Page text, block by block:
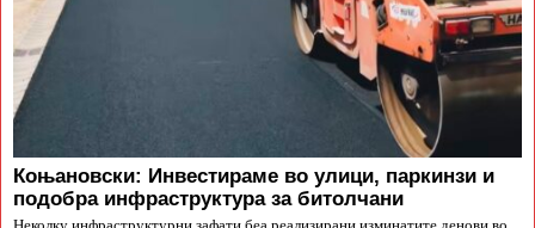
Коњановски: Инвестираме во улици, паркинзи и
подобра инфраструктура за битолчани